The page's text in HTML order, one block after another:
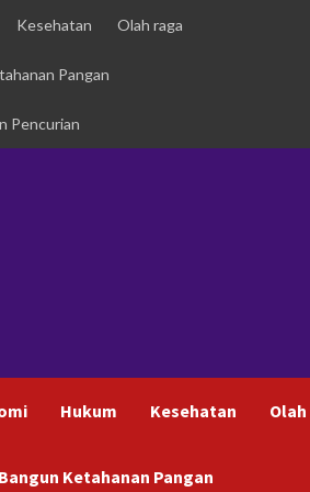
Kesehatan Olah raga
Pangan
Pencurian
Hukum Kesehatan
Ketahanan Pangan